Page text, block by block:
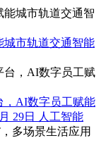
城市轨道交通智能
，AI数字员工赋能
29日 人工智能